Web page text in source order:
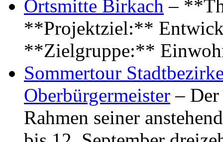
Ortsmitte Birkach –
**Projektziel:**
**Zielgruppe:**
Sommertour
Oberbürgermeister –
Rahmen seiner